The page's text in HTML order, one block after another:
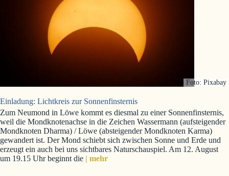
Foto: Pixabay
Einladung: Lichtkreis zur Sonnenfinsternis
Zum Neumond in Löwe kommt es diesmal zu einer Sonnenfinsternis,
weil die Mondknotenachse in die Zeichen Wassermann (aufsteigender
Mondknoten Dharma) / Löwe (absteigender Mondknoten Karma)
gewandert ist. Der Mond schiebt sich zwischen Sonne und Erde und
erzeugt ein auch bei uns sichtbares Naturschauspiel. Am 12. August
um 19.15 Uhr beginnt die | mehr